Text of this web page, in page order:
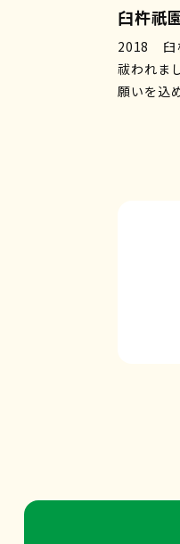
臼杵祇
2018 臼杵祇園まつ
祓われま
願いを込